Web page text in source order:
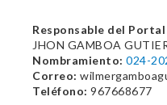
Responsable del
JHON GAMBOA
Nombramiento: 024-
Correo:
Teléfono: 967668677